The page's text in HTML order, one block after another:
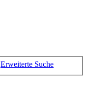
Erweiterte Suche